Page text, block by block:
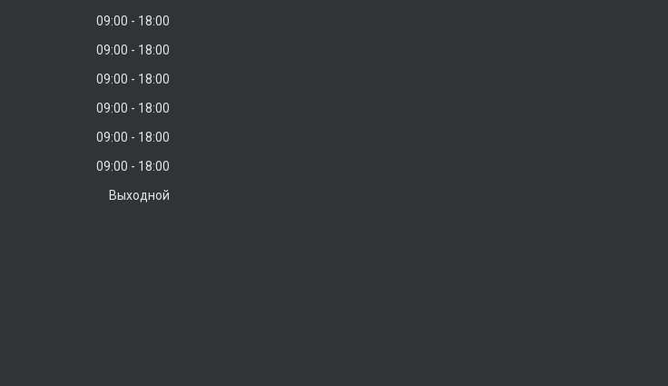
09:00
18:00
09:00
18:00
09:00
18:00
09:00
18:00
09:00
18:00
09:00
18:00
Выходной